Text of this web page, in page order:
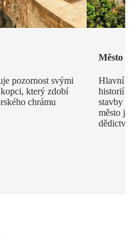
pozornost svými
který zdobí
chrámu
Město
Hlavní
historií
stavby
město